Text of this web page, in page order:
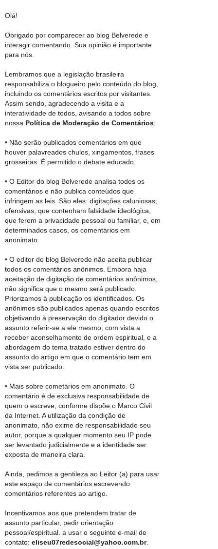
Olá!
Obrigado por comparecer ao blog Belverede e
interagir comentando. Sua opinião é importante
para nós.
Lembramos que a legislação brasileira
responsabiliza o blogueiro pelo conteúdo do blog,
incluindo os comentários escritos por visitantes.
Assim sendo, agradecendo a visita e a
interatividade de todos, avisando a todos sobre
nossa Política de Moderação de Comentários:
• Não serão publicados comentários em que
houver palavreados chulos, xingamentos, frases
grosseiras. É permitido o debate educado.
• O Editor do blog Belverede analisa todos os
comentários e não publica conteúdos que
infringem as leis. São eles: digitações caluniosas;
ofensivas, que contenham falsidade ideológica,
que ferem a privacidade pessoal ou familiar, e, em
determinados casos, os comentários em
anonimato.
• O editor do blog Belverede não aceita publicar
todos os comentários anônimos. Embora haja
aceitação de digitação de comentários anônimos,
não significa que o mesmo será publicado.
Priorizamos à publicação os identificados. Os
anônimos são publicados apenas quando escritos
objetivando à preservação do digitador devido o
assunto referir-se a ele mesmo, com vista a
receber aconselhamento de ordem espiritual, e a
abordagem do tema tratado estiver dentro do
assunto do artigo em que o comentário tem em
vista ser publicado.
• Mais sobre cometários em anonimato. O
comentário é de exclusiva responsabilidade de
quem o escreve, conforme dispõe o Marco Civil
da Internet. A utilização da condição de
anonimato, não exime de responsabilidade seu
autor, porque a qualquer momento seu IP pode
ser levantado judicialmente e a identidade ser
exposta de maneira clara.
Ainda, pedimos a gentileza ao Leitor (a) para usar
este espaço de comentários escrevendo
comentários referentes ao artigo.
Incentivamos aos que pretendem tratar de
assunto particular, pedir orientação
pessoal/espiritual. a usar o seguinte e-mail de
contato: eliseu07redesocial@yahoo.com.br.